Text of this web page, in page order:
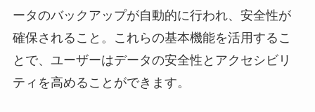
ータのバックアップが自動的に行われ、安全性が
確保されること。これらの基本機能を活用するこ
とで、ユーザーはデータの安全性とアクセシビリ
ティを高めることができます。